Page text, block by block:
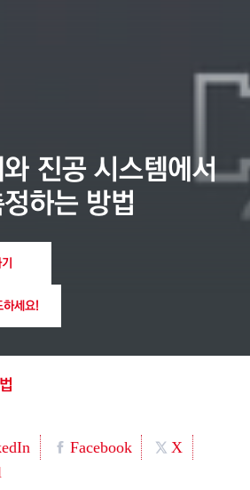
진공 시스템에서
하는 방법
세요!
Facebook
X